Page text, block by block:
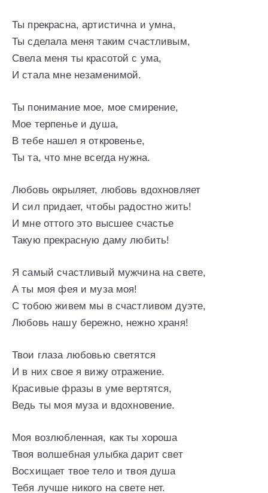
Ты прекрасна, артистична и умна,
Ты сделала меня таким счастливым,
Свела меня ты красотой с ума,
И стала мне незаменимой.
Ты понимание мое, мое смирение,
Мое терпенье и душа,
В тебе нашел я откровенье,
Ты та, что мне всегда нужна.
Любовь окрыляет, любовь вдохновляет
И сил придает, чтобы радостно жить!
И мне оттого это высшее счастье
Такую прекрасную даму любить!
Я самый счастливый мужчина на свете,
А ты моя фея и муза моя!
С тобою живем мы в счастливом дуэте,
Любовь нашу бережно, нежно храня!
Твои глаза любовью светятся
И в них свое я вижу отражение.
Красивые фразы в уме вертятся,
Ведь ты моя муза и вдохновение.
Моя возлюбленная, как ты хороша
Твоя волшебная улыбка дарит свет
Восхищает твое тело и твоя душа
Тебя лучше никого на свете нет.